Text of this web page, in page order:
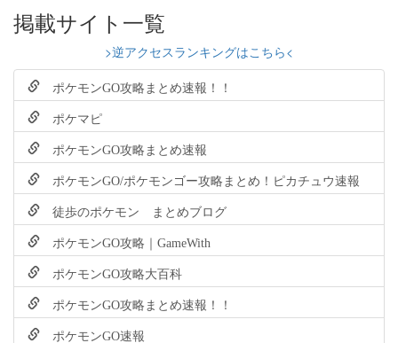
掲載サイト一覧
>逆アクセスランキングはこちら<
ポケモンGO攻略まとめ速報！！
ポケマピ
ポケモンGO攻略まとめ速報
ポケモンGO/ポケモンゴー攻略まとめ！ピカチュウ速報
徒歩のポケモン まとめブログ
ポケモンGO攻略｜GameWith
ポケモンGO攻略大百科
ポケモンGO攻略まとめ速報！！
ポケモンGO速報